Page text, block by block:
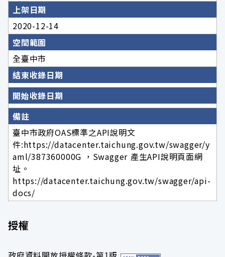
上架日期
2020-12-14
空間範圍
全臺中市
結束收錄日期
開始收錄日期
備註
臺中市政府OAS標準之API說明文
件:https://datacenter.taichung.gov.tw/swagger/y
aml/387360000G ，Swagger 產生API說明頁面網
址。
https://datacenter.taichung.gov.tw/swagger/api-
docs/
授權